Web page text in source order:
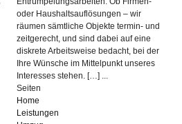
oder Haushaltsauflösungen – wir
räumen sämtliche Objekte termin- und
zeitgerecht, und sind dabei auf eine
diskrete Arbeitsweise bedacht, bei der
Ihre Wünsche im Mittelpunkt unseres
Interesses stehen. […] ...
Seiten
Home
Leistungen